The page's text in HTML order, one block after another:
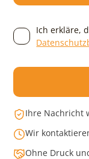
Ich erkläre,
Ihre Nachricht
Wir
Ohne Druck